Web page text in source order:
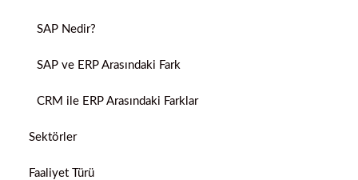
SAP Nedir?
SAP ve ERP Arasındaki Fark
CRM ile ERP Arasındaki Farklar
Sektörler
Faaliyet Türü